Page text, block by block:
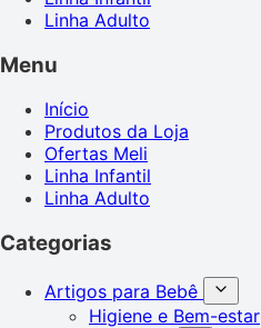
Linha Adulto
Menu
Início
Produtos da Loja
Ofertas Meli
Linha Infantil
Linha Adulto
Categorias
Artigos para Bebê
Higiene e Bem-estar